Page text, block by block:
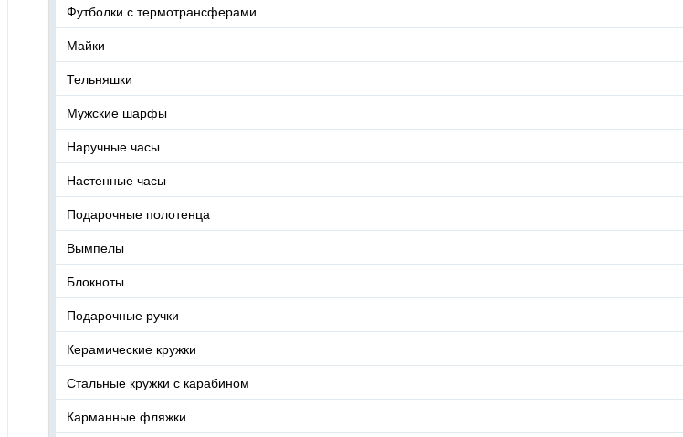
Футболки с термотрансферами
Майки
Тельняшки
Мужские шарфы
Наручные часы
Настенные часы
Подарочные полотенца
Вымпелы
Блокноты
Подарочные ручки
Керамические кружки
Стальные кружки с карабином
Карманные фляжки